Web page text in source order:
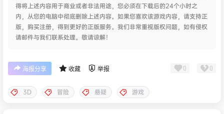
得将上述内容用于商业或者非法用途，您必须在下载后的24个小时之
内，从您的电脑中彻底删除上述内容。如果您喜欢该游戏内容，请支持正
版，购买注册，得到更好的正版服务。我们非常重视版权问题，如有侵权
请邮件与我们联系处理。敬请谅解！
海报分享 收藏 举报 0 0
3D 冒险 悬疑 游戏